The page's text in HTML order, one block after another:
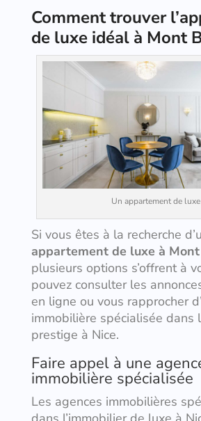
Comment trouver
de luxe idéal à Mont
Un appartement de luxe
Si vous êtes à la recherche
appartement de luxe à
plusieurs options s’offrent à
pouvez consulter les
en ligne ou vous rapprocher
immobilière spécialisée dans
prestige à Nice.
Faire appel à une
immobilière spécialisée
Les agences immobilières